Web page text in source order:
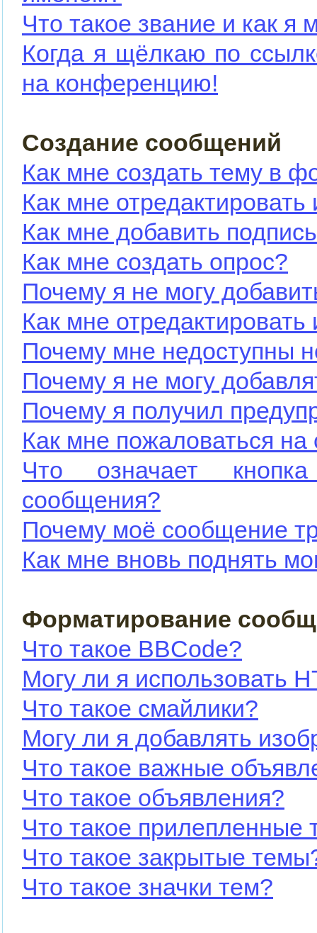
Что такое звание и как я
Когда я щёлкаю по
на конференцию!
Создание сообщений
Как мне создать тему в
Как мне
Как мне добавить
Как мне создать опрос?
Почему я не могу
Как мне
Почему мне недоступны
Почему я не могу
Почему я получил
Как мне пожаловаться
Что означает
сообщения?
Почему моё сообщение
Как мне вновь поднять
Форматирование
Что такое BBCode?
Могу ли я использовать
Что такое смайлики?
Могу ли я добавлять
Что такое важные
Что такое объявления?
Что такое прилепленные
Что такое закрытые
Что такое значки тем?